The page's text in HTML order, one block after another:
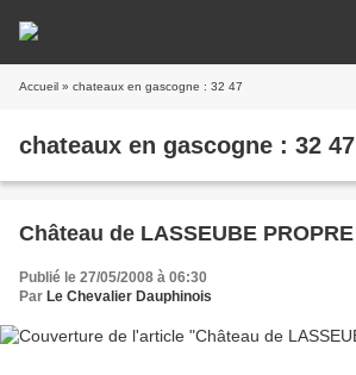
Accueil » chateaux en gascogne : 32 47
chateaux en gascogne : 32 47
Château de LASSEUBE PROPRE
Publié le 27/05/2008 à 06:30
Par Le Chevalier Dauphinois